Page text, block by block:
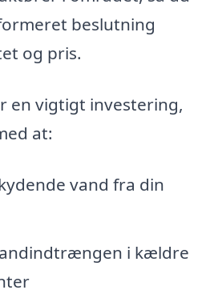
beslutning
og pris.
en vigtigt investering,
at:
vand fra din
i kældre